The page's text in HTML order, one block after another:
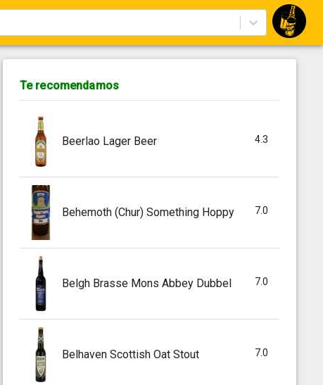
Te recomendamos
Beerlao Lager Beer 4.3
Behemoth (Chur) Something Hoppy 7.0
Belgh Brasse Mons Abbey Dubbel 7.0
Belhaven Scottish Oat Stout 7.0